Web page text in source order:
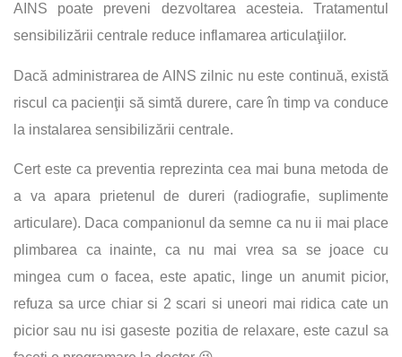
AINS poate preveni dezvoltarea acesteia. Tratamentul
sensibilizării centrale reduce inflamarea articulaţiilor.
Dacă administrarea de AINS zilnic nu este continuă, există
riscul ca pacienţii să simtă durere, care în timp va conduce
la instalarea sensibilizării centrale.
Cert este ca preventia reprezinta cea mai buna metoda de
a va apara prietenul de dureri (radiografie, suplimente
articulare). Daca companionul da semne ca nu ii mai place
plimbarea ca inainte, ca nu mai vrea sa se joace cu
mingea cum o facea, este apatic, linge un anumit picior,
refuza sa urce chiar si 2 scari si uneori mai ridica cate un
picior sau nu isi gaseste pozitia de relaxare, este cazul sa